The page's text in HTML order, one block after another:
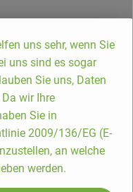
für
Porridges und
glutenfrei, weizenfrei
vertreibt die
Immer unter dem
Rezepturen, in denen
uns sehr, wenn Sie
uns sind es sogar
Sie uns, Daten
wir Ihre
Sie in
2009/136/EG (E-
an welche
werden.